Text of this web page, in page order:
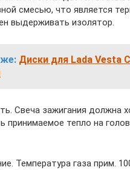
смесью, что является
выдерживать изолятор.
Диски для Lada Vesta
Свеча зажигания должна
принимаемое тепло на
Температура газа прим.